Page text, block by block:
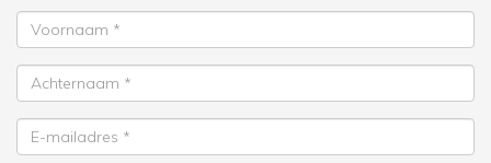
Voornaam
Achternaam
E-
mailadres